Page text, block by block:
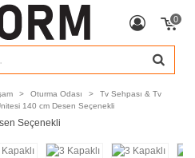
0
> Oturma Odası >
Tv Sehpası & Tv
140 cm Desen Seçenekli